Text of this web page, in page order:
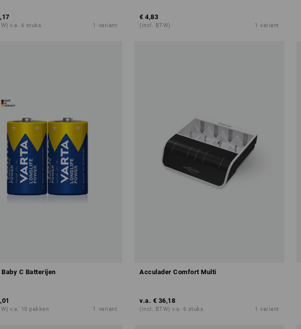
v.a. 6 stuks 1 variant
€ 4,83
(incl. BTW) 1 variant
Baby C Batterijen
v.a. 10 pakken 1 variant
Acculader Comfort Multi
v.a. € 36,18
(incl. BTW) v.a. 6 stuks 1 variant